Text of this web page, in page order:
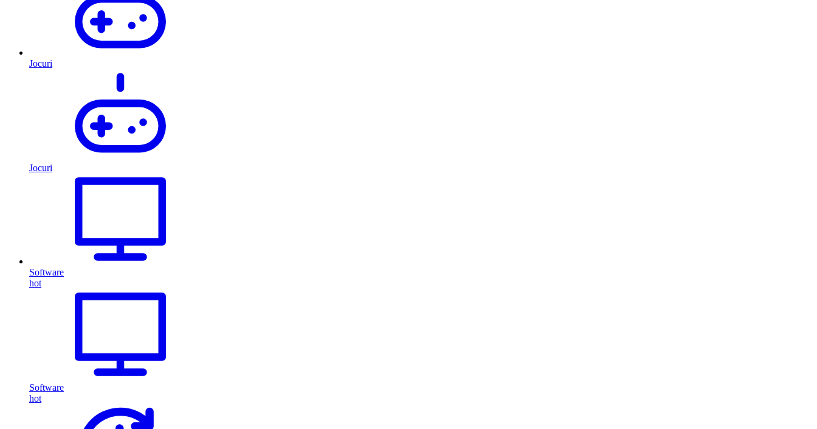
Jocuri
Jocuri
Software
hot
Software
hot